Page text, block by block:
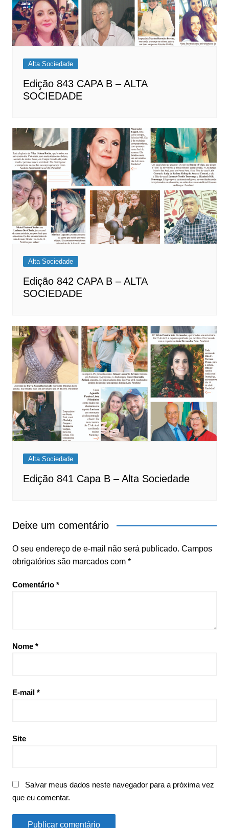
Alta Sociedade
Edição 843 CAPA B – ALTA
SOCIEDADE
Alta Sociedade
Edição 842 CAPA B – ALTA
SOCIEDADE
Alta Sociedade
Edição 841 Capa B – Alta Sociedade
Deixe um comentário
O seu endereço de e-mail não será publicado. Campos
obrigatórios são marcados com *
Comentário *
Nome *
E-mail *
Site
Salvar meus dados neste navegador para a próxima vez
que eu comentar.